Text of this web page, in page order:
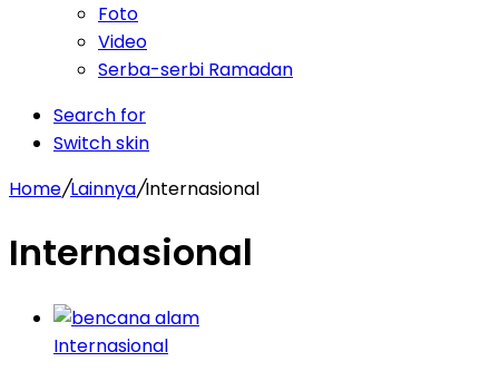
Foto
Video
Serba-serbi Ramadan
Search for
Switch skin
Home/Lainnya/Internasional
Internasional
Internasional